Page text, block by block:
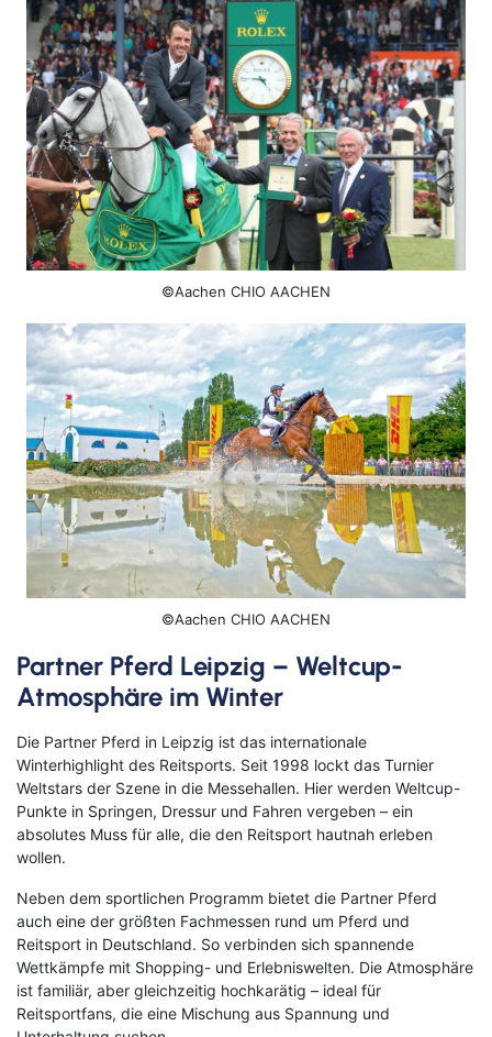
©Aachen CHIO AACHEN
©Aachen CHIO AACHEN
Partner Pferd Leipzig – Weltcup-
Atmosphäre im Winter
Die Partner Pferd in Leipzig ist das internationale
Winterhighlight des Reitsports. Seit 1998 lockt das Turnier
Weltstars der Szene in die Messehallen. Hier werden Weltcup-
Punkte in Springen, Dressur und Fahren vergeben – ein
absolutes Muss für alle, die den Reitsport hautnah erleben
wollen.
Neben dem sportlichen Programm bietet die Partner Pferd
auch eine der größten Fachmessen rund um Pferd und
Reitsport in Deutschland. So verbinden sich spannende
Wettkämpfe mit Shopping- und Erlebniswelten. Die Atmosphäre
ist familiär, aber gleichzeitig hochkarätig – ideal für
Reitsportfans, die eine Mischung aus Spannung und